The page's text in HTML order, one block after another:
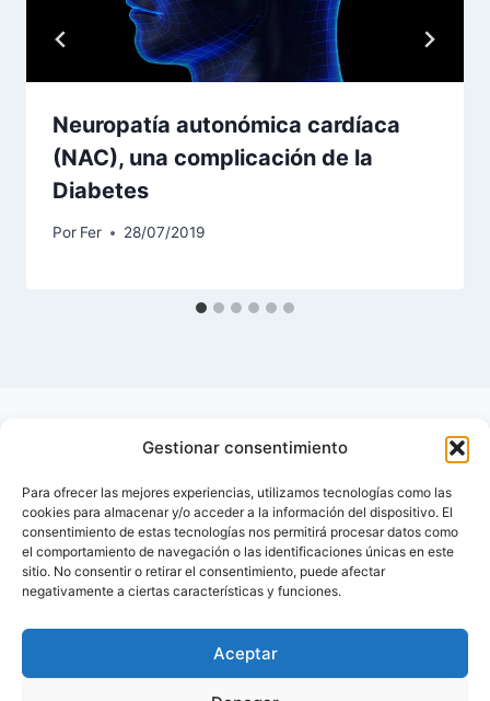
Gestionar consentimiento
Para ofrecer las mejores experiencias, utilizamos tecnologías como las
cookies para almacenar y/o acceder a la información del dispositivo. El
consentimiento de estas tecnologías nos permitirá procesar datos como
el comportamiento de navegación o las identificaciones únicas en este
sitio. No consentir o retirar el consentimiento, puede afectar
negativamente a ciertas características y funciones.
Aceptar
Neuropatía autonómica cardíaca
(NAC), una complicación de la
Diabetes
Por Fer 28/07/2019
Inicio Contactar